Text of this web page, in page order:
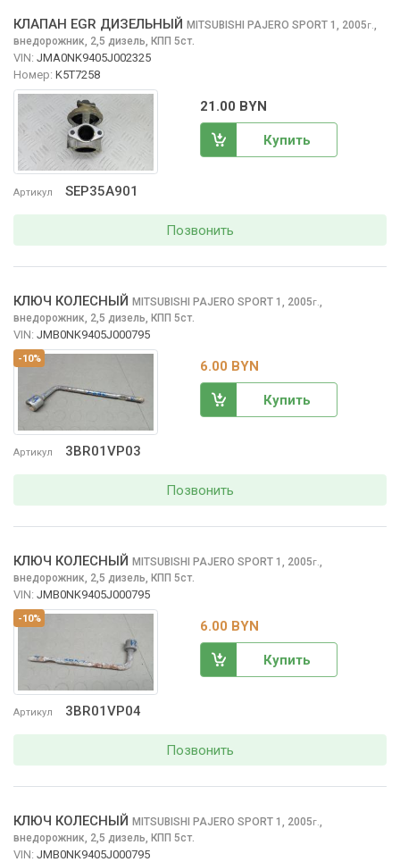
Артикул SEP35A901
КЛАПАН EGR ДИЗЕЛЬНЫЙ MITSUBISHI PAJERO SPORT 1, 2005г.
внедорожник, 2,5 дизель, КПП 5ст.
VIN: JMA0NK9405J002325
Номер: K5T7258
21.00 BYN
Купить
Позвонить
-10%
Артикул 3BR01VP03
КЛЮЧ КОЛЕСНЫЙ MITSUBISHI PAJERO SPORT 1, 2005г.
внедорожник, 2,5 дизель, КПП 5ст.
VIN: JMB0NK9405J000795
6.00 BYN
Купить
Позвонить
-10%
Артикул 3BR01VP04
КЛЮЧ КОЛЕСНЫЙ MITSUBISHI PAJERO SPORT 1, 2005г.
внедорожник, 2,5 дизель, КПП 5ст.
VIN: JMB0NK9405J000795
6.00 BYN
Купить
Позвонить
КЛЮЧ КОЛЕСНЫЙ MITSUBISHI PAJERO SPORT 1, 2005г.,
внедорожник, 2,5 дизель, КПП 5ст.
VIN: JMB0NK9405J000795